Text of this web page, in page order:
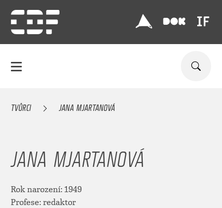
TVŮRCI JANA MJARTANOVÁ
JANA MJARTANOVÁ
Rok narození: 1949
Profese: redaktor